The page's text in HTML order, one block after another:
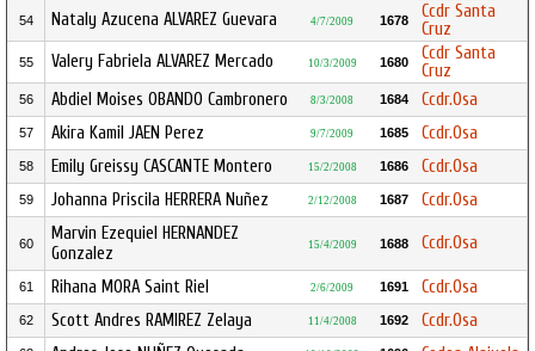
54 Nataly Azucena ALVAREZ Guevara 4/7/2009 1678
Ccdr Santa
Cruz
55 Valery Fabriela ALVAREZ Mercado 10/3/2009 1680
Ccdr Santa
Cruz
56 Abdiel Moises OBANDO Cambronero 8/3/2008 1684 Ccdr.Osa
57 Akira Kamil JAEN Perez 9/7/2009 1685 Ccdr.Osa
58 Emily Greissy CASCANTE Montero 15/2/2008 1686 Ccdr.Osa
59 Johanna Priscila HERRERA Nuñez 2/12/2008 1687 Ccdr.Osa
60
Marvin Ezequiel HERNANDEZ
Gonzalez
15/4/2009 1688 Ccdr.Osa
61 Rihana MORA Saint Riel 2/6/2009 1691 Ccdr.Osa
62 Scott Andres RAMIREZ Zelaya 11/4/2008 1692 Ccdr.Osa